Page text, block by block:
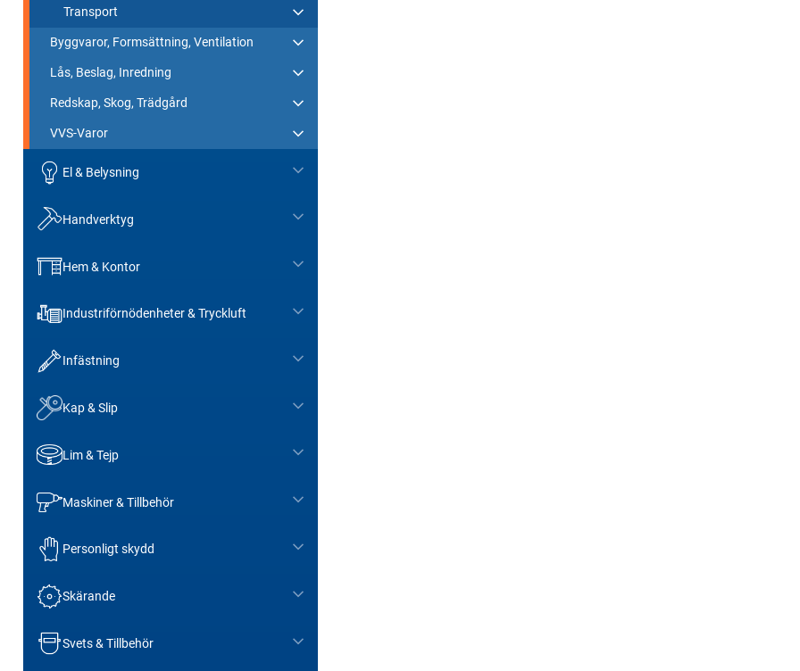
Transport
Byggvaror, Formsättning, Ventilation
Lås, Beslag, Inredning
Redskap, Skog, Trädgård
VVS-Varor
El & Belysning
Handverktyg
Hem & Kontor
Industriförnödenheter & Tryckluft
Infästning
Kap & Slip
Lim & Tejp
Maskiner & Tillbehör
Personligt skydd
Skärande
Svets & Tillbehör